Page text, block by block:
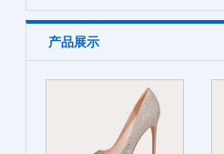
产品展示